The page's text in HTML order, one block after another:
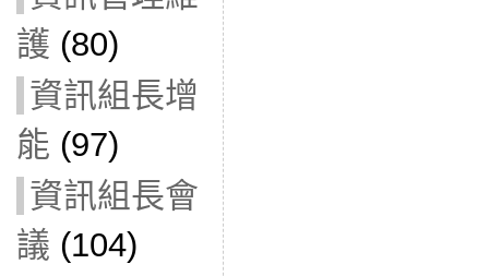
護 (80)
資訊組長增
能 (97)
資訊組長會
議 (104)